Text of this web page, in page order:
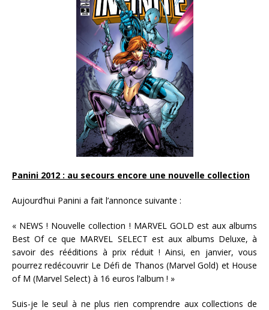
Panini 2012 : au secours encore une nouvelle collection
Aujourd’hui Panini a fait l’annonce suivante :
« NEWS ! Nouvelle collection ! MARVEL GOLD est aux albums
Best Of ce que MARVEL SELECT est aux albums Deluxe, à
savoir des rééditions à prix réduit ! Ainsi, en janvier, vous
pourrez redécouvrir Le Défi de Thanos (Marvel Gold) et House
of M (Marvel Select) à 16 euros l’album ! »
Suis-je le seul à ne plus rien comprendre aux collections de